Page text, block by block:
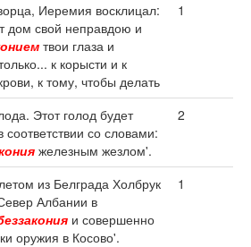
Иеремия восклицал:
дом свой неправдою и
твои глаза и
к корысти и к
к тому, чтобы делать
1
Этот голод будет
соответствии со словами:
железным жезлом'.
2
из Белграда Холбрук
Албании в
и совершенно
оружия в Косово'.
1